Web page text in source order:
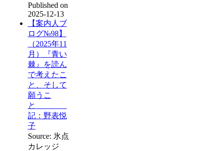
Published on
2025-12-13
【案内人ブ
ログ№98】
（2025年11
月）『青い
棘』を読ん
で考えたこ
と、そして
願うこ
と
記：野表悦
子
Source: 氷点
カレッジ